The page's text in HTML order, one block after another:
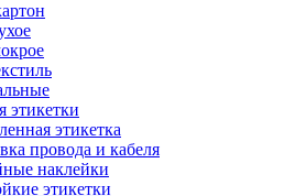
этикетки
этикетка
провода и кабеля
наклейки
этикетки